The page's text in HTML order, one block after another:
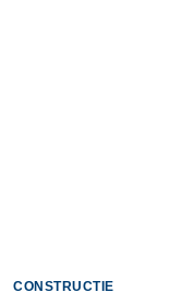
CONSTRUCTIE